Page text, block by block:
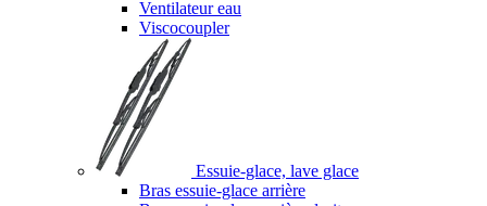
Ventilateur eau
Viscocoupler
Essuie-glace, lave glace
Bras essuie-glace arrière